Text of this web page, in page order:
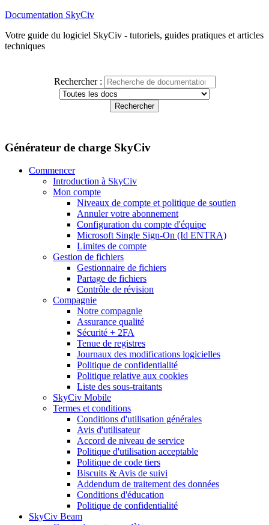
Documentation SkyCiv
Votre guide du logiciel SkyCiv - tutoriels, guides pratiques et articles
techniques
Rechercher :
Générateur de charge SkyCiv
Commencer
Introduction à SkyCiv
Mon compte
Niveaux de compte et politique de soutien
Annuler votre abonnement
Configuration du compte d'équipe
Microsoft Single Sign-On (Id ENTRA)
Limites de compte
Gestion de fichiers
Gestionnaire de fichiers
Partage de fichiers
Contrôle de révision
Compagnie
Notre compagnie
Assurance qualité
Sécurité + 2FA
Tenue de registres
Journaux des modifications logicielles
Politique de confidentialité
Politique relative aux cookies
Liste des sous-traitants
SkyCiv Mobile
Termes et conditions
Conditions d'utilisation générales
Avis d'utilisateur
Accord de niveau de service
Politique d'utilisation acceptable
Politique de code tiers
Biscuits & Avis de suivi
Addendum de traitement des données
Conditions d'éducation
Politique de confidentialité
SkyCiv Beam